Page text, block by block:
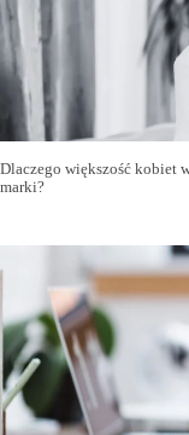
Dlaczego większość kobiet
marki?